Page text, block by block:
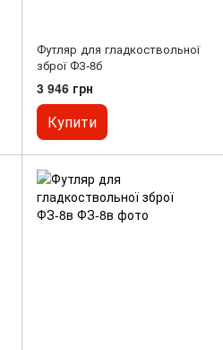
Футляр для гладкоствольної
зброї ФЗ-8б
3 946 грн
Купити